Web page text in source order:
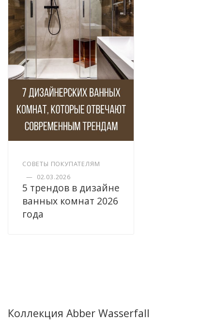
СОВЕТЫ ПОКУПАТЕЛЯМ
— 02.03.2026
5 трендов в дизайне
ванных комнат 2026
года
Коллекция Abber Wasserfall